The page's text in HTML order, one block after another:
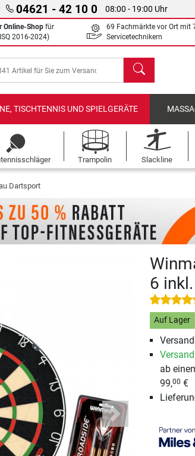
04621 - 42 10 0 08:00 - 19:00 Uhr
Online-Shop für
2016-2024)
69 Fachmärkte vor Ort mit
Servicetechnikern
Suchen
TISCHTENNIS UND SPIELGERÄTE
Trampolin Slackline
Dartsport
Next
6
Auf Lager
ab
99,00 €